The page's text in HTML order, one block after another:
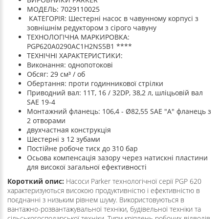
МОДЕЛЬ: 7029110025
КАТЕГОРІЯ: Шестерні насос в чавунному корпусі з
зовнішнім редуктором з сірого чавуну
ТЕХНОЛОГІЧНА МАРКИРОВКА:
PGP620A0290AC1H2NS5B1 ****
ТЕХНІЧНІ ХАРАКТЕРИСТИКИ:
Виконання: однопотокові
Обсяг: 29 см³ / об
Обертання: проти годинникової стрілки
Приводний вал: 11T, 16 / 32DP, 38,2 л, шліцьовій вал
SAE 19-4
Монтажний фланець: 106,4 - Ø82,55 SAE "A" фланець з
2 отворами
двухчастная конструкція
Шестерні з 12 зубами
Постійне робоче тиск до 310 бар
Осьова компенсація зазору через натискні пластини
для високої загальної ефективності
Короткий опис: Насоси Parker технологічної серії PGP 620
характеризуються високою продуктивністю і ефективністю в
поєднанні з низьким рівнем шуму. Використовуються в
вантажно-розвантажувальної техніки, будівельної техніки та